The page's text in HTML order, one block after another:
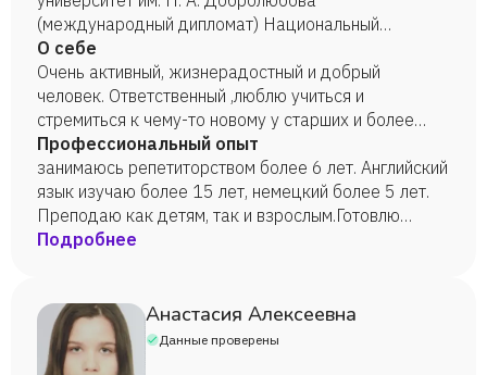
(международный дипломат) Национальный
исследовательский Нижегородский
государственный университет им. Н.И.
Лобачевского (зарубежное регионоведение
-переводчик)
О себе
Очень активный, жизнерадостный и добрый
человек. Ответственный ,люблю учиться и
стремиться к чему-то новому у старших и более
опытных.
Профессиональный опыт
занимаюсь репетиторством более 6 лет. Английский
язык изучаю более 15 лет, немецкий более 5 лет.
Преподаю как детям, так и взрослым.Готовлю
детей к школе, обучаю учеников английскому,
Подробнее
Анастасия Алексеевна
Данные проверены